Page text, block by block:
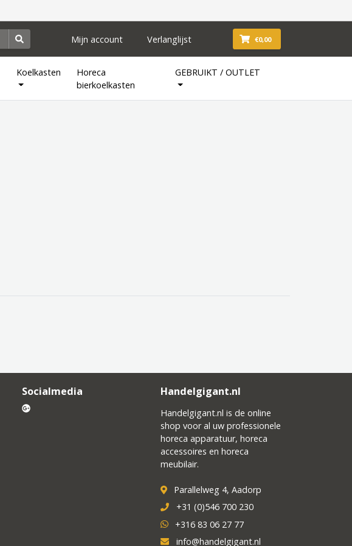
Mijn account Verlanglijst €0,00
Koelkasten
Horeca
bierkoelkasten
GEBRUIKT / OUTLET
Socialmedia Handelgigant.nl
Handelgigant.nl is de online
shop voor al uw professionele
horeca apparatuur, horeca
accessoires en horeca
meubilair.
Parallelweg 4, Aadorp
+31 (0)546 700 230
+316 83 06 27 77
info@handelgigant.nl